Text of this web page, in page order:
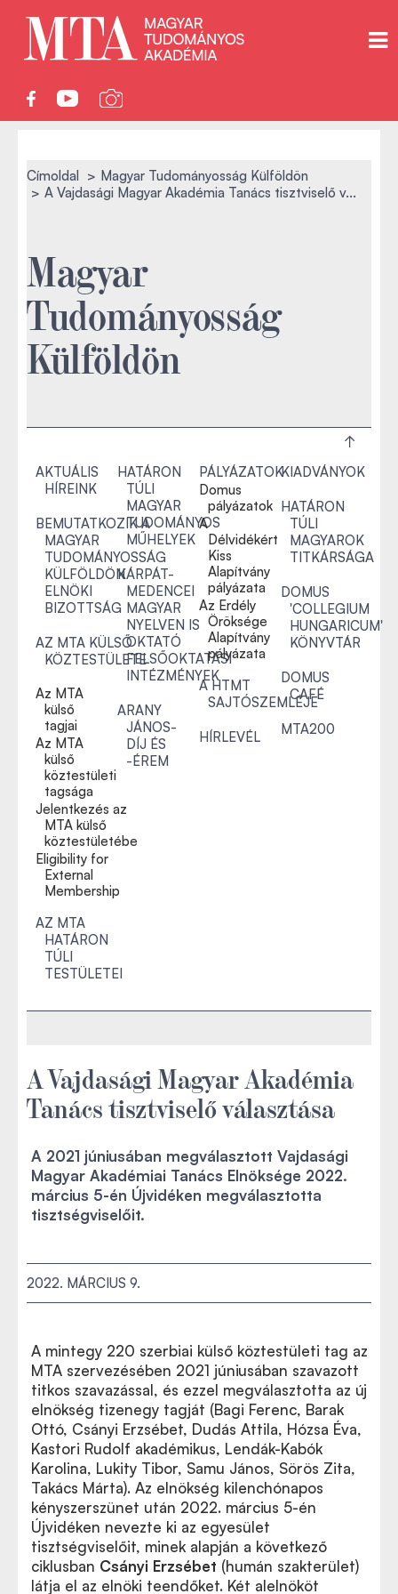
Címoldal
Magyar Tudományosság Külföldön
A Vajdasági Magyar Akadémia Tanács tisztviselő v...
Magyar
Tudományosság
Külföldön
AKTUÁLIS
HÍREINK
BEMUTATKOZIK A
MAGYAR
TUDOMÁNYOSSÁG
KÜLFÖLDÖN
ELNÖKI
BIZOTTSÁG
AZ MTA KÜLSŐ
KÖZTESTÜLETE
Az MTA
külső
tagjai
Az MTA
külső
köztestületi
tagsága
Jelentkezés az
MTA külső
köztestületébe
Eligibility for
External
Membership
AZ MTA
HATÁRON
TÚLI
TESTÜLETEI
HATÁRON
TÚLI
MAGYAR
TUDOMÁNYOS
MŰHELYEK
KÁRPÁT-
MEDENCEI
MAGYAR
NYELVEN IS
OKTATÓ
FELSŐOKTATÁSI
INTÉZMÉNYEK
ARANY
JÁNOS-
DÍJ ÉS
-ÉREM
PÁLYÁZATOK
Domus
pályázatok
A
Délvidékért
Kiss
Alapítvány
pályázata
Az Erdély
Öröksége
Alapítvány
pályázata
A HTMT
SAJTÓSZEMLÉJE
HÍRLEVÉL
KIADVÁNYOK
HATÁRON
TÚLI
MAGYAROK
TITKÁRSÁGA
DOMUS
'COLLEGIUM
HUNGARICUM'
KÖNYVTÁR
DOMUS
CAFÉ
MTA200
A Vajdasági Magyar Akadémia
Tanács tisztviselő választása
A 2021 júniusában megválasztott Vajdasági
Magyar Akadémiai Tanács Elnöksége 2022.
március 5-én Újvidéken megválasztotta
tisztségviselőit.
2022. MÁRCIUS 9.
A mintegy 220 szerbiai külső köztestületi tag az
MTA szervezésében 2021 júniusában szavazott
titkos szavazással, és ezzel megválasztotta az új
elnökség tizenegy tagját (Bagi Ferenc, Barak
Ottó, Csányi Erzsébet, Dudás Attila, Hózsa Éva,
Kastori Rudolf akadémikus, Lendák-Kabók
Karolina, Lukity Tibor, Samu János, Sörös Zita,
Takács Márta). Az elnökség kilenchónapos
kényszerszünet után 2022. március 5-én
Újvidéken nevezte ki az egyesület
tisztségviselőit, minek alapján a következő
ciklusban Csányi Erzsébet (humán szakterület)
látja el az elnöki teendőket. Két alelnököt